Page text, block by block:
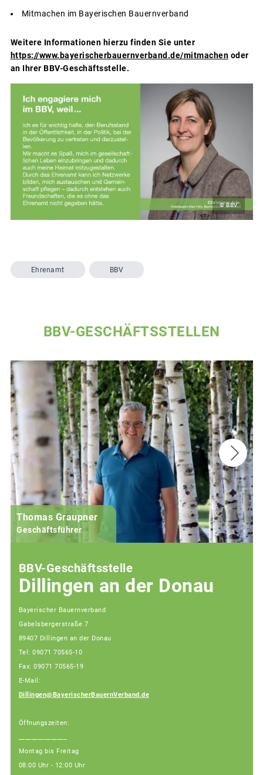
Mitmachen im Bayerischen Bauernverband
Weitere Informationen hierzu finden Sie unter
https://www.bayerischerbauernverband.de/mitmachen oder
an Ihrer BBV-Geschäftsstelle.
© BBV
Ehrenamt BBV
BBV-GESCHÄFTSSTELLEN
Thomas Graupner
Geschäftsführer
BBV-Geschäftsstelle
Dillingen an der Donau
Bayerischer Bauernverband
Gabelsbergerstraße 7
89407 Dillingen an der Donau
Tel: 09071 70565-10
Fax: 09071 70565-19
E-Mail:
Dillingen@BayerischerBauernVerband.de
Öffnungszeiten:
Montag bis Freitag
08:00 Uhr - 12:00 Uhr